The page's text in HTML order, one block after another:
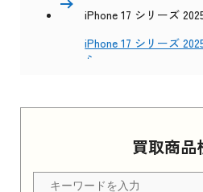
買取商品
iPhone 17 シリーズ
iPhone 17 シリーズ
ら
Apple Watch Series 11
ちら